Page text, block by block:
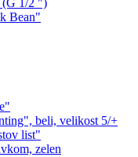
Bean"
beli, velikost 5/+
list"
zelen